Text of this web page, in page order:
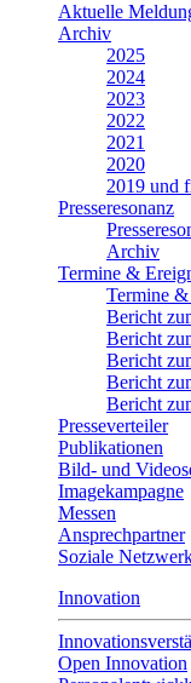
Aktuelle
Archiv
2025
2024
2023
2022
2021
2020
2019 und
Presseresonanz
Archiv
Termine &
Termine
Bericht
Bericht
Bericht
Bericht
Bericht
Presseverteiler
Publikationen
Bild- und
Imagekampagne
Messen
Ansprechpartner
Soziale
Innovation
Open Innovation